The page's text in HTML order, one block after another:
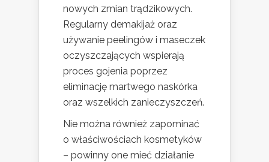
nowych zmian trądzikowych.
Regularny demakijaż oraz
używanie peelingów i maseczek
oczyszczających wspierają
proces gojenia poprzez
eliminację martwego naskórka
oraz wszelkich zanieczyszczeń.
Nie można również zapominać
o właściwościach kosmetyków
– powinny one mieć działanie